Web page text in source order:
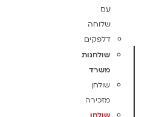
עם
שלוחה
דלפקים
שולחנות
משרד
שולחן
מזכירה